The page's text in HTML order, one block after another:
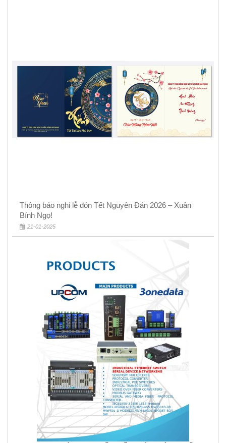
Thông báo nghỉ lễ đón Tết Nguyên Đán 2026 – Xuân
Bính Ngọ!
21-01-2025